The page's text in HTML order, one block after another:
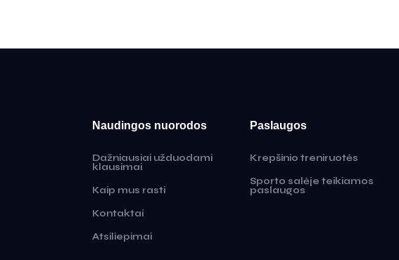
Naudingos nuorodos
Dažniausiai užduodami
klausimai
Kaip mus rasti
Kontaktai
Atsiliepimai
Paslaugos
Krepšinio treniruotės
Sporto salėje teikiamos
paslaugos